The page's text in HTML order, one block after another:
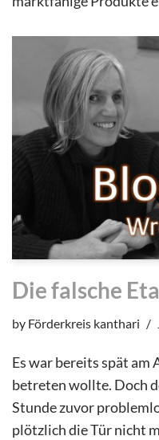
Die falsche
by Förderkreis kanthari
Es war bereits spät am
betreten wollte. Doch
Stunde zuvor
plötzlich die Tür nicht